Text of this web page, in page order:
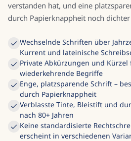
verstanden hat, und eine
durch Papierknappheit noch
Wechselnde Schriften über
Kurrent und lateinische
Private Abkürzungen und
wiederkehrende Begriffe
Enge, platzsparende Schrift –
durch Papierknappheit
Verblasste Tinte, Bleistift und
nach 80+ Jahren
Keine standardisierte
erscheint in verschiedenen